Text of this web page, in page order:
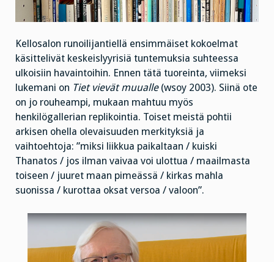
Kellosalon runoilijantiellä ensimmäiset kokoelmat
käsittelivät keskeislyyrisiä tuntemuksia suhteessa
ulkoisiin havaintoihin. Ennen tätä tuoreinta, viimeksi
lukemani on Tiet vievät muualle(wsoy 2003). Siinä ote
on jo rouheampi, mukaan mahtuu myös
henkilögallerian replikointia. Toiset meistä pohtii
arkisen ohella olevaisuuden merkityksiä ja
vaihtoehtoja: ”miksi liikkua paikaltaan / kuiski
Thanatos / jos ilman vaivaa voi ulottua / maailmasta
toiseen / juuret maan pimeässä / kirkas mahla
suonissa / kurottaa oksat versoa / valoon”.